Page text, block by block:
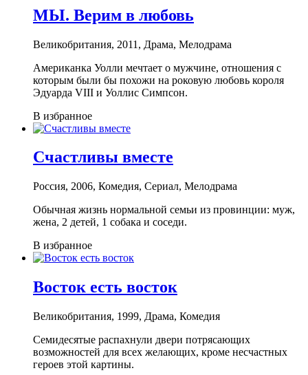
МЫ. Верим в любовь
Великобритания, 2011, Драма, Мелодрама
Американка Уолли мечтает о мужчине, отношения с
которым были бы похожи на роковую любовь короля
Эдуарда VIII и Уоллис Симпсон.
В избранное
Счастливы вместе
Россия, 2006, Комедия, Сериал, Мелодрама
Обычная жизнь нормальной семьи из провинции: муж,
жена, 2 детей, 1 собака и соседи.
В избранное
Восток есть восток
Великобритания, 1999, Драма, Комедия
Семидесятые распахнули двери потрясающих
возможностей для всех желающих, кроме несчастных
героев этой картины.